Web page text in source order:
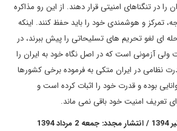
را در تنگناهای امنیتی قرار دهند. از این رو مذاکره
تمرکز و هوشمندی خود را باید حفظ کنند. اینکه
ای لغو تحریم های تسلیحاتی را پیش ببرند، در
آزمونی است که در اصل نگاه خود به ایران را
نظامی در ایران متکی به فرموده برخی کشورها
بوده و قدرت خود را اثبات کرده است و
تعریف امنیت خود باقی نمی ماند.